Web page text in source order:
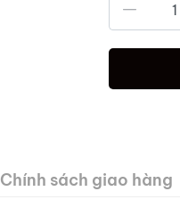
Chính sách giao hàng